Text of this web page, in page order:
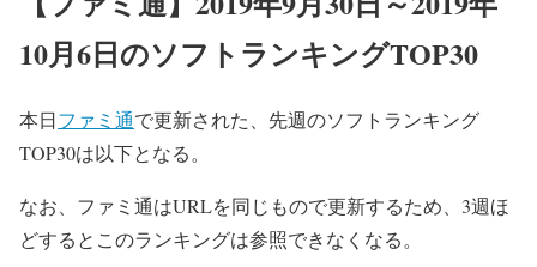
10月6日のソフトランキングTOP30
本日ファミ通で更新された、先週のソフトランキング
TOP30は以下となる。
なお、ファミ通はURLを同じもので更新するため、3週ほ
どするとこのランキングは参照できなくなる。